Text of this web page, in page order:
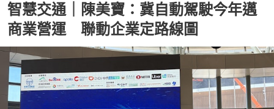
智慧交通｜陳美寶：冀自動駕駛今年邁
商業營運 聯動企業定路線圖